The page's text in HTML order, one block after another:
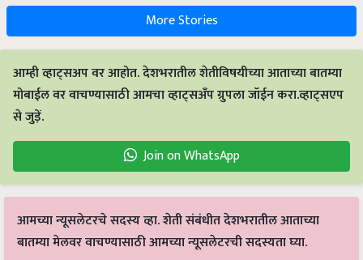
More Stories
आम्ही व्हाट्सअप वर आहोत. देशभरातील शेतीविषयीच्या आताच्या बातम्या
मोबाईल वर वाचण्यासाठी आमचा व्हाट्सअँप ग्रुपला जॉईन करा.व्हाट्सएप
से जुड़ें.
Join on WhatsApp
आमच्या न्यूसलेटरचे सदस्य व्हा. शेती संबंधीत देशभरातील आताच्या
बातम्या मेलवर वाचण्यासाठी आमच्या न्यूसलेटरची सदस्यता घ्या.